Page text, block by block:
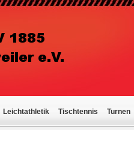
Leichtathletik Tischtennis Turnen